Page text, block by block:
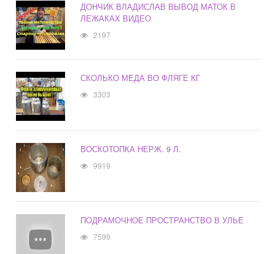
ДОНЧИК ВЛАДИСЛАВ ВЫВОД МАТОК В
ЛЕЖАКАХ ВИДЕО
2197
СКОЛЬКО МЕДА ВО ФЛЯГЕ КГ
3303
ВОСКОТОПКА НЕРЖ. 9 Л.
9919
ПОДРАМОЧНОЕ ПРОСТРАНСТВО В УЛЬЕ
7599